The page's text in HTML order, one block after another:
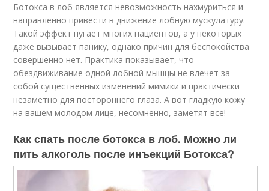
Ботокса в лоб является невозможность нахмуриться и
направленно привести в движение лобную мускулатуру.
Такой эффект пугает многих пациентов, а у некоторых
даже вызывает панику, однако причин для беспокойства
совершенно нет. Практика показывает, что
обездвиживание одной лобной мышцы не влечет за
собой существенных изменений мимики и практически
незаметно для постороннего глаза. А вот гладкую кожу
на вашем молодом лице, несомненно, заметят все!
Как спать после ботокса в лоб. Можно ли
пить алкоголь после инъекций Ботокса?